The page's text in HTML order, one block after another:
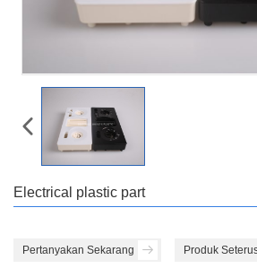
Electrical plastic part
Pertanyakan Sekarang Produk